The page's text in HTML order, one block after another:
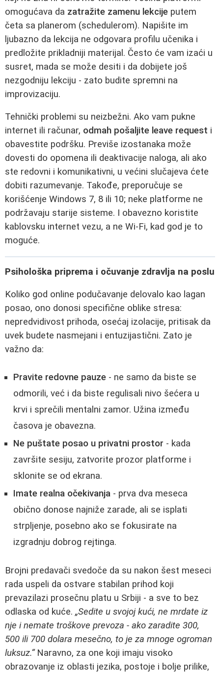
omogućava da zatražite zamenu lekcije putem
četa sa planerom (schedulerom). Napišite im
ljubazno da lekcija ne odgovara profilu učenika i
predložite prikladniji materijal. Često će vam izaći u
susret, mada se može desiti i da dobijete još
nezgodniju lekciju - zato budite spremni na
improvizaciju.
Tehnički problemi su neizbežni. Ako vam pukne
internet ili računar, odmah pošaljite leave request i
obavestite podršku. Previše izostanaka može
dovesti do opomena ili deaktivacije naloga, ali ako
ste redovni i komunikativni, u većini slučajeva ćete
dobiti razumevanje. Takođe, preporučuje se
korišćenje Windows 7, 8 ili 10; neke platforme ne
podržavaju starije sisteme. I obavezno koristite
kablovsku internet vezu, a ne Wi‑Fi, kad god je to
moguće.
Psihološka priprema i očuvanje zdravlja na poslu
Koliko god online podučavanje delovalo kao lagan
posao, ono donosi specifične oblike stresa:
nepredvidivost prihoda, osećaj izolacije, pritisak da
uvek budete nasmejani i entuzijastični. Zato je
važno da:
Pravite redovne pauze - ne samo da biste se
odmorili, već i da biste regulisali nivo šećera u
krvi i sprečili mentalni zamor. Užina između
časova je obavezna.
Ne puštate posao u privatni prostor - kada
završite sesiju, zatvorite prozor platforme i
sklonite se od ekrana.
Imate realna očekivanja - prva dva meseca
obično donose najniže zarade, ali se isplati
strpljenje, posebno ako se fokusirate na
izgradnju dobrog rejtinga.
Brojni predavači svedoče da su nakon šest meseci
rada uspeli da ostvare stabilan prihod koji
prevazilazi prosečnu platu u Srbiji - a sve to bez
odlaska od kuće. „Sedite u svojoj kući, ne mrdate iz
nje i nemate troškove prevoza - ako zaradite 300,
500 ili 700 dolara mesečno, to je za mnoge ogroman
luksuz.“Naravno, za one koji imaju visoko
obrazovanje iz oblasti jezika, postoje i bolje prilike,